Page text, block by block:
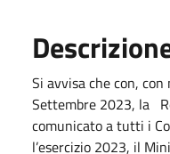
Si avvisa che con,
Settembre 2023, la
comunicato a tutti i
l’esercizio 2023, il